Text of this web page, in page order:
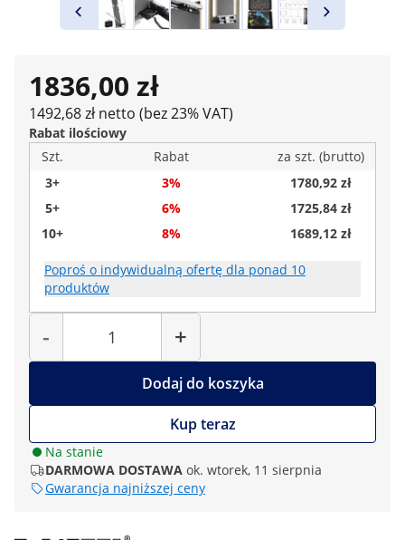
1836,00 zł
1492,68 zł netto (bez 23% VAT)
Rabat ilościowy
Szt.
Rabat
za szt. (brutto)
3+
3%
1780,92 zł
5+
6%
1725,84 zł
10+
8% 1689,12 zł
Poproś o indywidualną ofertę dla ponad 10
produktów
-
Liczba
+
Dodaj do koszyka
Kup teraz
Na stanie
DARMOWA DOSTAWA ok. wtorek, 11 sierpnia
Gwarancja najniższej ceny